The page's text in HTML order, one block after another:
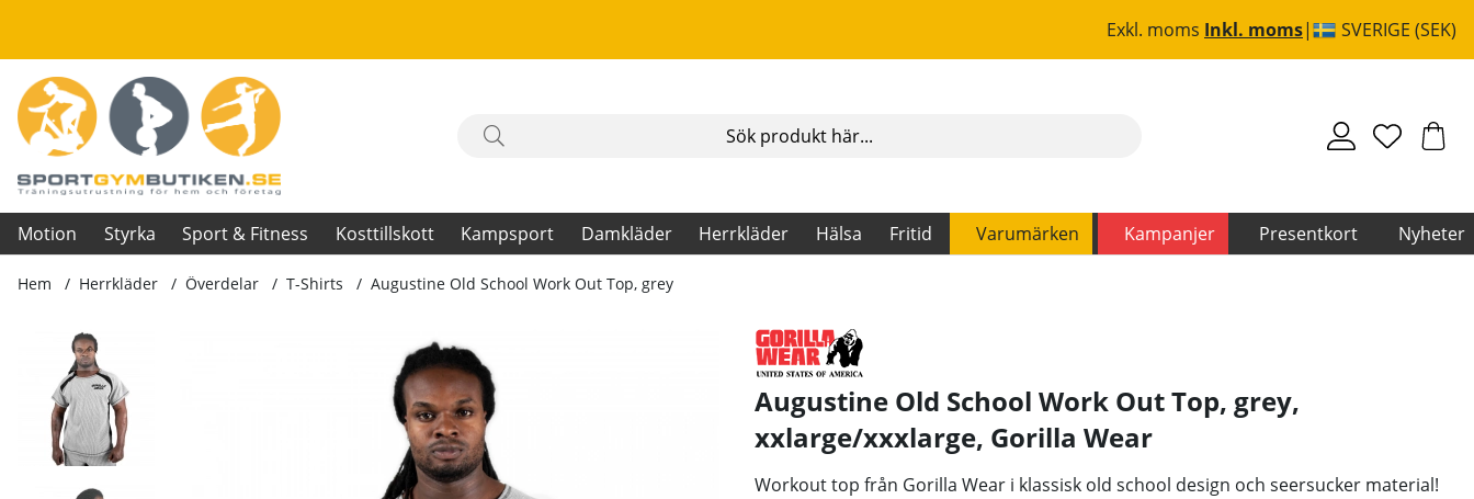
Exkl. moms Inkl. moms SVERIGE (SEK)
Motion Styrka Sport & Fitness Kosttillskott Kampsport Damkläder Herrkläder Hälsa Fritid Varumärken Kampanjer Presentkort Nyheter
Hem Herrkläder Överdelar T-Shirts Augustine Old School Work Out Top, grey
Produktbilder Augustine Old School Work Out Top, grey
Augustine Old School Work Out Top, grey,
xxlarge/xxxlarge, Gorilla Wear
Workout top från Gorilla Wear i klassisk old school design och seersucker material!